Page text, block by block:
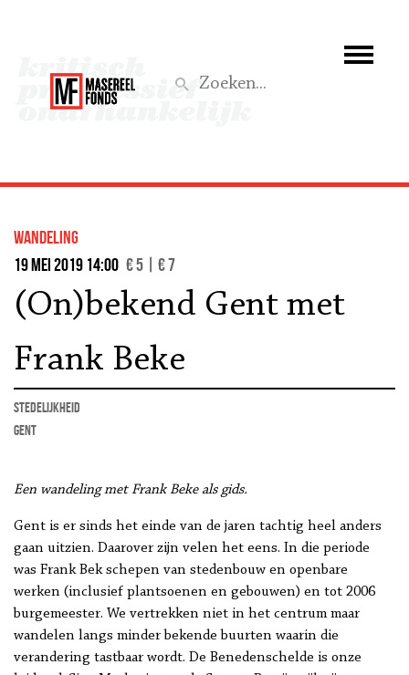
Wat we doen
Steun ons
Aktief
wandeling
19 mei 2019 14:00 € 5 | € 7
(On)bekend Gent met
Frank Beke
stedelijkheid
Gent
Een wandeling met Frank Beke als gids.
Gent is er sinds het einde van de jaren tachtig heel anders
gaan uitzien. Daarover zijn velen het eens. In die periode
was Frank Bek schepen van stedenbouw en openbare
werken (inclusief plantsoenen en gebouwen) en tot 2006
burgemeester. We vertrekken niet in het centrum maar
wandelen langs minder bekende buurten waarin die
verandering tastbaar wordt. De Benedenschelde is onze